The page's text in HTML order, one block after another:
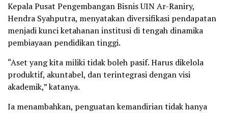
Kepala Pusat Pengembangan Bisnis UIN Ar-Raniry,
Hendra Syahputra, menyatakan diversifikasi pendapatan
menjadi kunci ketahanan institusi di tengah dinamika
pembiayaan pendidikan tinggi.
“Aset yang kita miliki tidak boleh pasif. Harus dikelola
produktif, akuntabel, dan terintegrasi dengan visi
akademik,” katanya.
Ia menambahkan, penguatan kemandirian tidak hanya